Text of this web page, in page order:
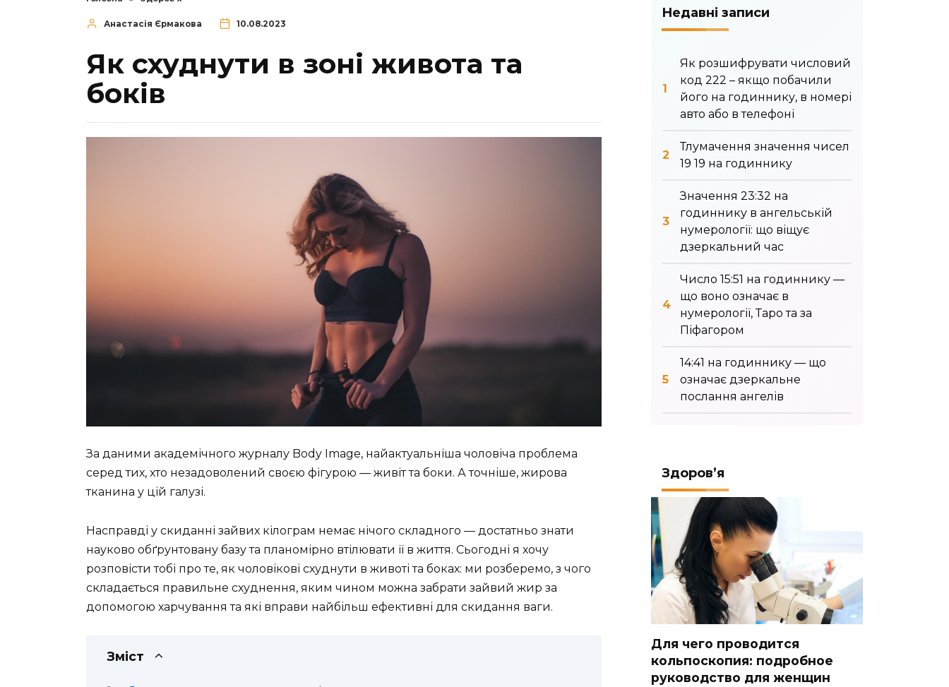
Анастасія Єрмакова 10.08.2023
Як схуднути в зоні живота та
боків
За даними академічного журналу Body Image, найактуальніша чоловіча проблема
серед тих, хто незадоволений своєю фігурою — живіт та боки. А точніше, жирова
тканина у цій галузі.
Насправді у скиданні зайвих кілограм немає нічого складного — достатньо знати
науково обґрунтовану базу та планомірно втілювати її в життя. Сьогодні я хочу
розповісти тобі про те, як чоловікові схуднути в животі та боках: ми розберемо, з чого
складається правильне схуднення, яким чином можна забрати зайвий жир за
допомогою харчування та які вправи найбільш ефективні для скидання ваги.
Зміст
Недавні записи
Як розшифрувати числовий
код 222 – якщо побачили
його на годиннику, в номері
авто або в телефоні
Тлумачення значення чисел
19 19 на годиннику
Значення 23:32 на
годиннику в ангельській
нумерології: що віщує
дзеркальний час
Число 15:51 на годиннику —
що воно означає в
нумерології, Таро та за
Піфагором
14:41 на годиннику — що
означає дзеркальне
послання ангелів
Здоров’я
Для чего проводится
кольпоскопия: подробное
руководство для женщин